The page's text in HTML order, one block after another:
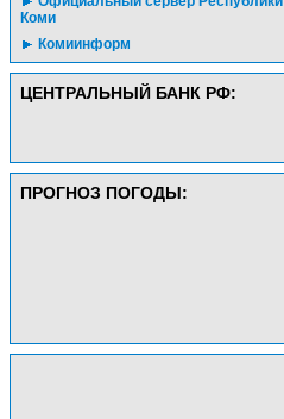
Коми
Комиинформ
ЦЕНТРАЛЬНЫЙ БАНК РФ:
ПРОГНОЗ ПОГОДЫ: